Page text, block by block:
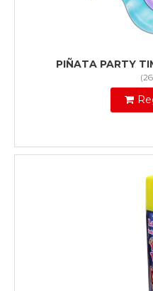
PIÑATA PARTY
(